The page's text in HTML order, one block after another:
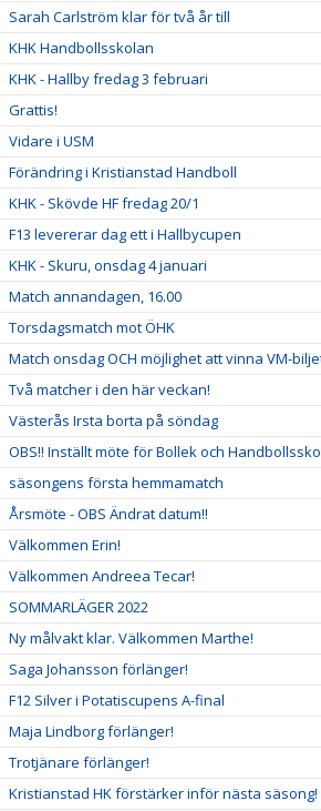
Sarah Carlström klar för två år till
KHK Handbollsskolan
KHK - Hallby fredag 3 februari
Grattis!
Vidare i USM
Förändring i Kristianstad Handboll
KHK - Skövde HF fredag 20/1
F13 levererar dag ett i Hallbycupen
KHK - Skuru, onsdag 4 januari
Match annandagen, 16.00
Torsdagsmatch mot ÖHK
Match onsdag OCH möjlighet att vinna VM-
Två matcher i den här veckan!
Västerås Irsta borta på söndag
OBS!! Inställt möte för Bollek och
säsongens första hemmamatch
Årsmöte - OBS Ändrat datum!!
Välkommen Erin!
Välkommen Andreea Tecar!
SOMMARLÄGER 2022
Ny målvakt klar. Välkommen Marthe!
Saga Johansson förlänger!
F12 Silver i Potatiscupens A-final
Maja Lindborg förlänger!
Trotjänare förlänger!
Kristianstad HK förstärker inför nästa säsong!